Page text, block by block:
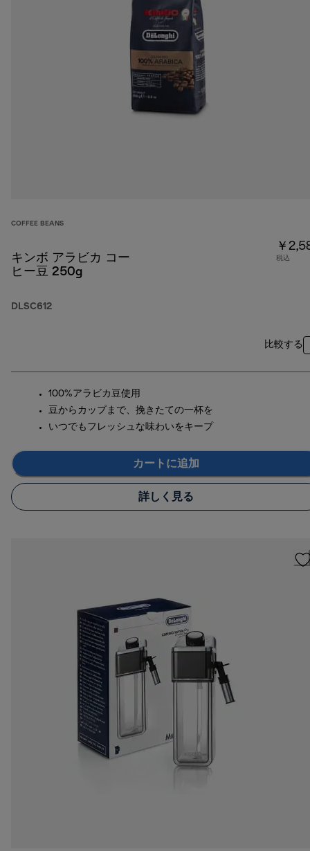
COFFEE BEANS
キンボ アラビカ コー
ヒー豆 250g
DLSC612
￥
税込
比較する
100%アラビカ豆使用
豆からカップまで、挽きたての一杯を
いつでもフレッシュな味わいをキープ
カートに追加
詳しく見る